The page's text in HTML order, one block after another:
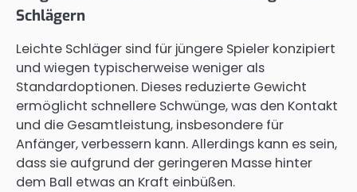
Schlägern
Leichte Schläger sind für jüngere Spieler konzipiert
und wiegen typischerweise weniger als
Standardoptionen. Dieses reduzierte Gewicht
ermöglicht schnellere Schwünge, was den Kontakt
und die Gesamtleistung, insbesondere für
Anfänger, verbessern kann. Allerdings kann es sein,
dass sie aufgrund der geringeren Masse hinter
dem Ball etwas an Kraft einbüßen.